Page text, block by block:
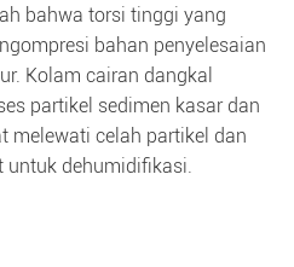
bahwa torsi tinggi yang
bahan penyelesaian
Kolam cairan dangkal
partikel sedimen kasar dan
melewati celah partikel dan
untuk dehumidifikasi.